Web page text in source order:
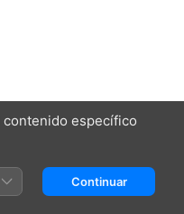
específico
Continuar